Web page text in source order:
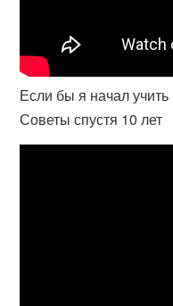
Если бы я начал
Советы спустя 10 лет